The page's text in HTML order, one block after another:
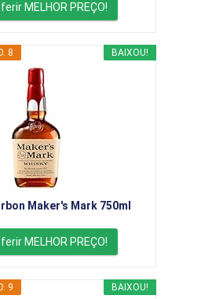
MELHOR PREÇO!
BAIXOU!
8
Maker's Mark 750ml
MELHOR PREÇO!
BAIXOU!
9